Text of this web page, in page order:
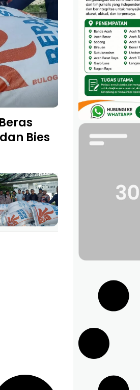
Bies